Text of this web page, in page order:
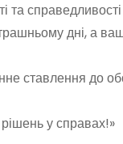
справедливості
дні, а
ставлення до
у справах!»